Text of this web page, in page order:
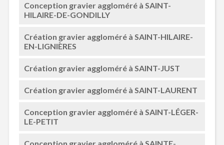
Conception gravier aggloméré à SAINT-
HILAIRE-DE-GONDILLY
Création gravier aggloméré à SAINT-HILAIRE-
EN-LIGNIÈRES
Création gravier aggloméré à SAINT-JUST
Création gravier aggloméré à SAINT-LAURENT
Conception gravier aggloméré à SAINT-LÉGER-
LE-PETIT